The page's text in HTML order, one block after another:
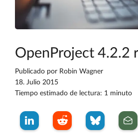
OpenProject 4.2.2
Publicado por Robin Wagner
18. Julio 2015
Tiempo estimado de lectura: 1 minuto